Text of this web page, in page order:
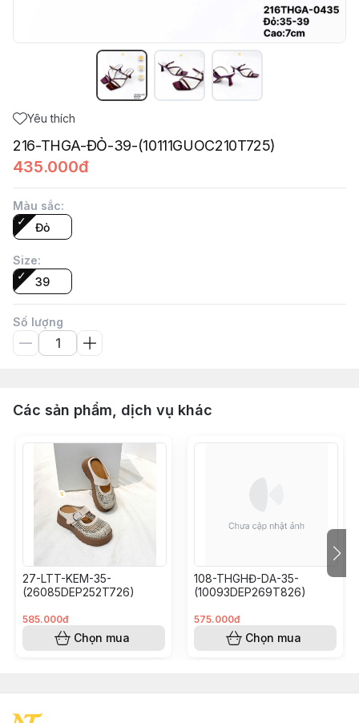
Yêu thích
216-THGA-ĐỎ-39-(10111GUOC210T725)
435.000đ
Màu sắc:
Đỏ
Size:
39
Số lượng
Các sản phẩm, dịch vụ khác
27-LTT-KEM-35-
(26085DEP252T726)
585.000đ
Chọn mua
108-THGHĐ-DA-35-
(10093DEP269T826)
575.000đ
Chọn mua